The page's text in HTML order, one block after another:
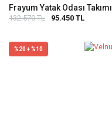
Frayum Yatak Odası Takımı
132.570 TL 95.450 TL
%20 + %10